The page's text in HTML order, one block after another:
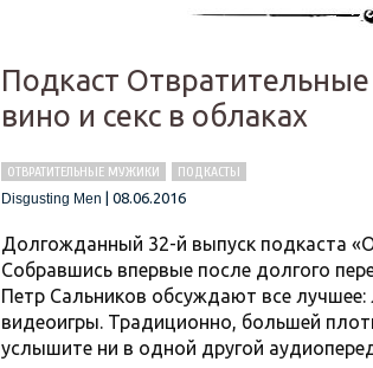
Подкаст
вино и секс в облаках
ОТВРАТИТЕЛЬНЫЕ МУЖИКИ
ПОДКАСТЫ
Disgusting Men
08.06.2016
Долгожданный 32-й выпуск подкаста
Собравшись впервые после долгого
Петр Сальников обсуждают все лучшее:
видеоигры. Традиционно, большей
услышите ни в одной другой